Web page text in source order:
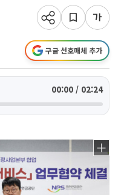
구글 선호매체 추가
00:00 / 02:24